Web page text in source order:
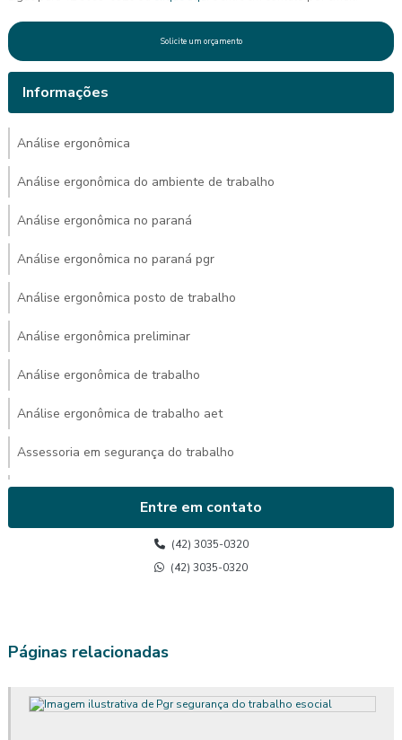
Solicite um orçamento
Informações
Análise ergonômica
Análise ergonômica do ambiente de trabalho
Análise ergonômica no paraná
Análise ergonômica no paraná pgr
Análise ergonômica posto de trabalho
Análise ergonômica preliminar
Análise ergonômica de trabalho
Análise ergonômica de trabalho aet
Assessoria em segurança do trabalho
Avaliação ambiental de calor
Avaliação de calor
Avaliação de calor segurança do trabalho
Avaliação ergonômica
Entre em contato
(42) 3035-0320
(42) 3035-0320
Páginas relacionadas